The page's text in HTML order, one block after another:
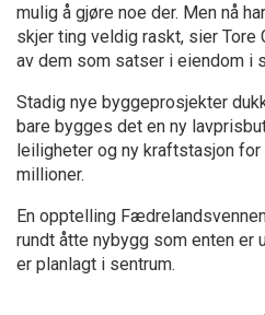
mulig å gjøre noe der. Men nå
skjer ting veldig raskt, sier Tore
av dem som satser i eiendom i
Stadig nye byggeprosjekter
bare bygges det en ny
leiligheter og ny kraftstasjon
millioner.
En opptelling
rundt åtte nybygg som enten er
er planlagt i sentrum.